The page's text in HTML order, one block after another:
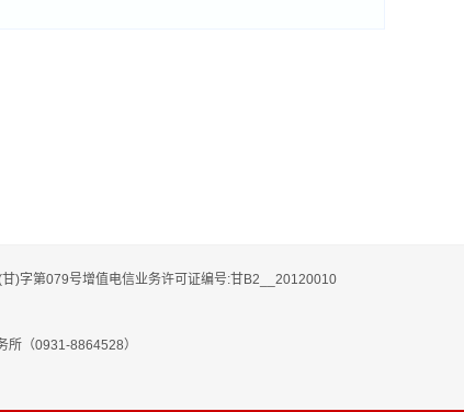
)字第079号增值电信业务许可证编号:甘B2__20120010
（0931-8864528）